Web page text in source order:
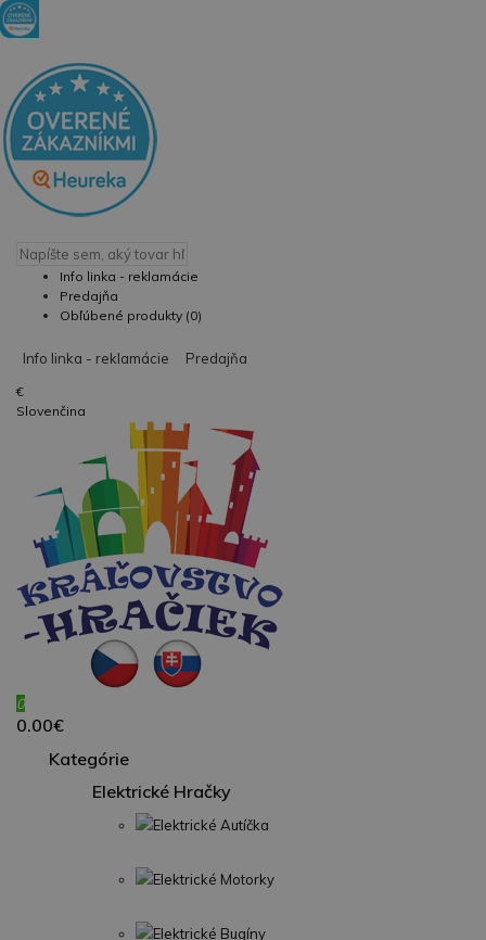
Info linka - reklamácie
Predajňa
Obľúbené produkty (0)
Info linka - reklamácie Predajňa
€
Slovenčina
0
0.00€
Kategórie
Elektrické Hračky
Elektrické Autíčka
Elektrické Motorky
Elektrické Bugíny